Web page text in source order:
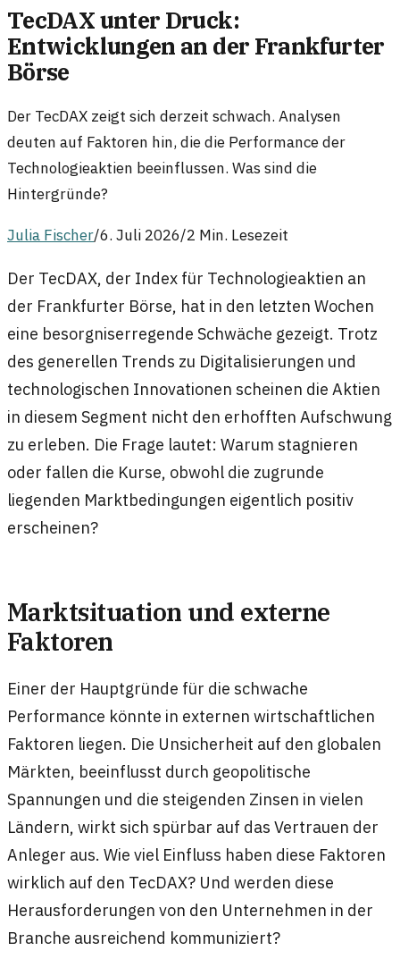
TecDAX unter Druck:
Entwicklungen an der Frankfurter
Börse
Der TecDAX zeigt sich derzeit schwach. Analysen
deuten auf Faktoren hin, die die Performance der
Technologieaktien beeinflussen. Was sind die
Hintergründe?
Julia Fischer/6. Juli 2026/2 Min. Lesezeit
Der TecDAX, der Index für Technologieaktien an
der Frankfurter Börse, hat in den letzten Wochen
eine besorgniserregende Schwäche gezeigt. Trotz
des generellen Trends zu Digitalisierungen und
technologischen Innovationen scheinen die Aktien
in diesem Segment nicht den erhofften Aufschwung
zu erleben. Die Frage lautet: Warum stagnieren
oder fallen die Kurse, obwohl die zugrunde
liegenden Marktbedingungen eigentlich positiv
erscheinen?
Marktsituation und externe
Faktoren
Einer der Hauptgründe für die schwache
Performance könnte in externen wirtschaftlichen
Faktoren liegen. Die Unsicherheit auf den globalen
Märkten, beeinflusst durch geopolitische
Spannungen und die steigenden Zinsen in vielen
Ländern, wirkt sich spürbar auf das Vertrauen der
Anleger aus. Wie viel Einfluss haben diese Faktoren
wirklich auf den TecDAX? Und werden diese
Herausforderungen von den Unternehmen in der
Branche ausreichend kommuniziert?